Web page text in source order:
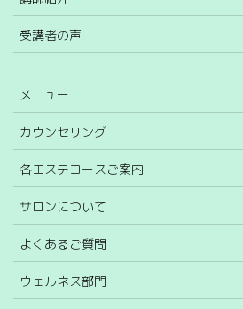
受講者の声
メニュー
カウンセリング
各エステコースご案内
サロンについて
よくあるご質問
ウェルネス部門